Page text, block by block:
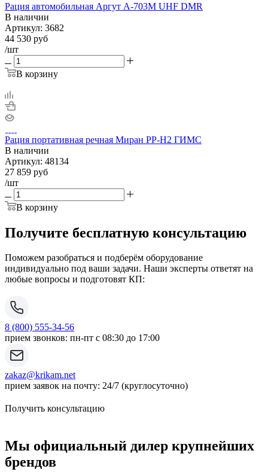
Рация автомобильная Аргут А-703М UHF DMR
В наличии
Артикул: 3682
44 530 руб
/шт
В корзину
Рация портативная речная Миран РР-Н2 ГИМС
В наличии
Артикул: 48134
27 859 руб
/шт
В корзину
Получите бесплатную консультацию
Поможем разобраться и подберём оборудование
индивидуально под ваши задачи. Наши эксперты ответят на
любые вопросы и подготовят КП:
8 (800) 555-34-56
прием звонков: пн-пт с 08:30 до 17:00
zakaz@krikam.net
прием заявок на почту: 24/7 (круглосуточно)
Получить консультацию
Мы официальный дилер крупнейших
брендов